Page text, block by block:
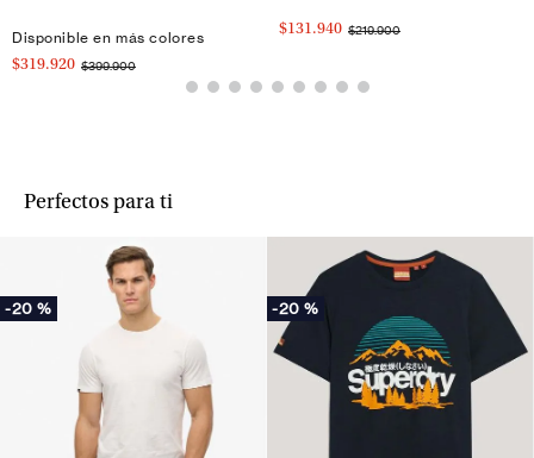
Disponible en más colores
$319.920 $399.900
$131.940 $219.900
Perfectos para ti
-20 % -20 %